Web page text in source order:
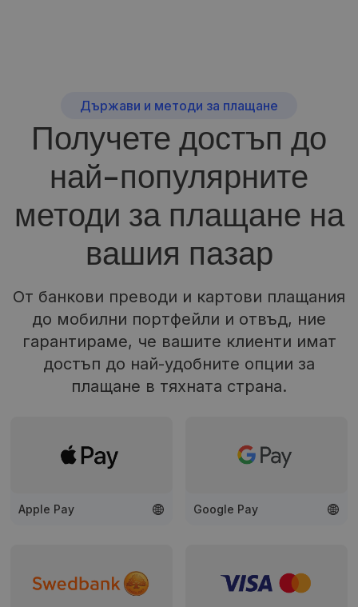
Държави и методи за плащане
Получете достъп до
най-популярните
методи за плащане на
вашия пазар
От банкови преводи и картови плащания
до мобилни портфейли и отвъд, ние
гарантираме, че вашите клиенти имат
достъп до най-удобните опции за
плащане в тяхната страна.
Apple Pay Google Pay